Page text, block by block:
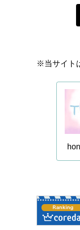
※当サイト